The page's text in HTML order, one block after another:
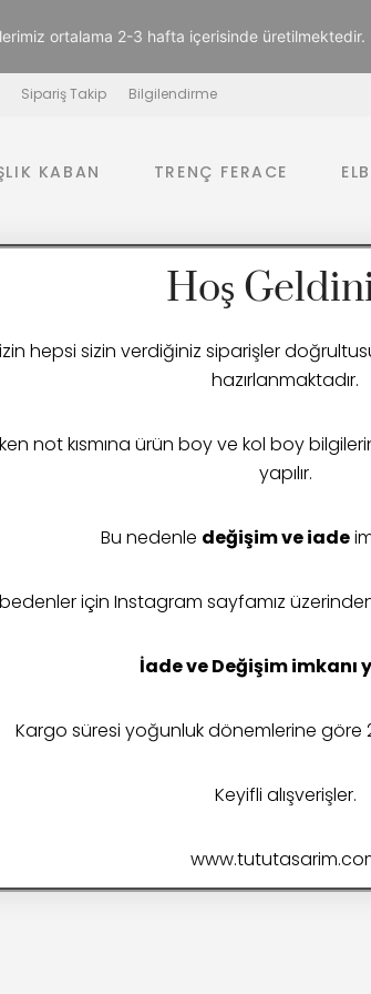
Sipariş Takip Bilgilendirme
KABAN TRENÇ FERACE
searching can help.
Hoş
hepsi sizin verdiğiniz siparişler
hazırlanmaktadır.
not kısmına ürün boy ve kol boy
yapılır.
Bu nedenle değişim ve iade
için Instagram sayfamız
İade ve Değişim imkanı
Kargo süresi yoğunluk dönemlerine göre
Keyifli alışverişler.
ortalama 2-3 hafta içerisinde